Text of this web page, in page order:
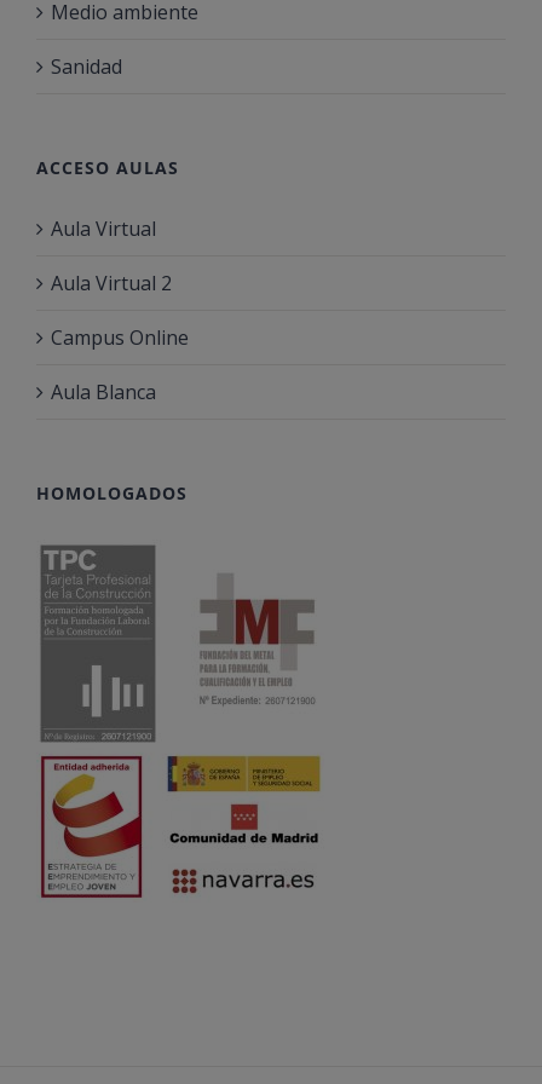
Medio ambiente
Sanidad
ACCESO AULAS
Aula Virtual
Aula Virtual 2
Campus Online
Aula Blanca
HOMOLOGADOS